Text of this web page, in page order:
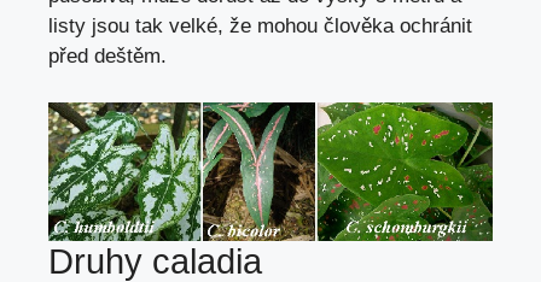
listy jsou tak velké, že mohou člověka ochránit
před deštěm.
Druhy caladia